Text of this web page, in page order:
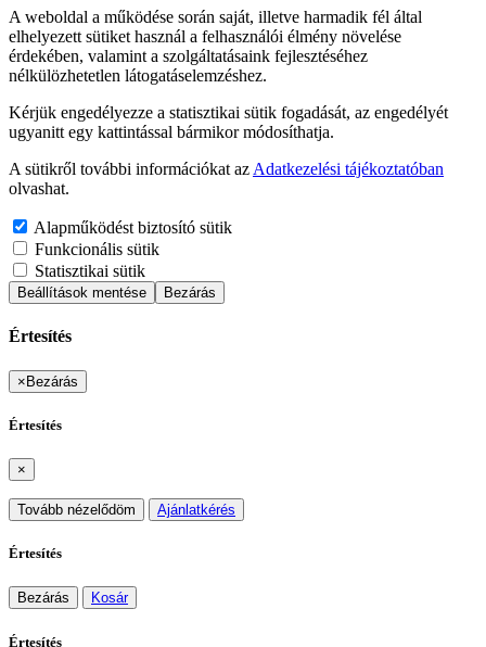
A weboldal a működése során saját, illetve harmadik fél által
elhelyezett sütiket használ a felhasználói élmény növelése
érdekében, valamint a szolgáltatásaink fejlesztéséhez
nélkülözhetetlen látogatáselemzéshez.
Kérjük engedélyezze a statisztikai sütik fogadását, az engedélyét
ugyanitt egy kattintással bármikor módosíthatja.
A sütikről további információkat az Adatkezelési tájékoztatóban
olvashat.
Alapműködést biztosító sütik
Funkcionális sütik
Statisztikai sütik
Beállítások mentése Bezárás
Értesítés
× Bezárás
Értesítés
×
Tovább nézelődöm Ajánlatkérés
Értesítés
Bezárás Kosár
Értesítés